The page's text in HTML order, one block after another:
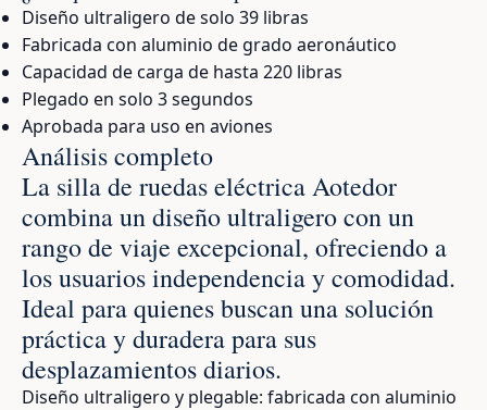
Diseño ultraligero de solo 39 libras
Fabricada con aluminio de grado aeronáutico
Capacidad de carga de hasta 220 libras
Plegado en solo 3 segundos
Aprobada para uso en aviones
Análisis completo
La silla de ruedas eléctrica Aotedor
combina un diseño ultraligero con un
rango de viaje excepcional, ofreciendo a
los usuarios independencia y comodidad.
Ideal para quienes buscan una solución
práctica y duradera para sus
desplazamientos diarios.
Diseño ultraligero y plegable: fabricada con aluminio